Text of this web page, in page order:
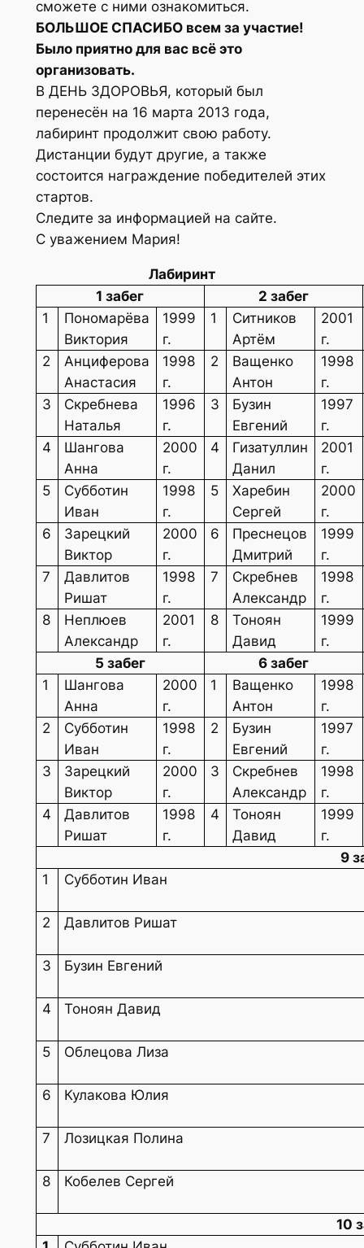
сможете с ними ознакомиться.
БОЛЬШОЕ СПАСИБО всем за участие!
Было приятно для вас всё это
организовать.
В ДЕНЬ ЗДОРОВЬЯ, который был
перенесён на 16 марта 2013 года,
лабиринт продолжит свою работу.
Дистанции будут другие, а также
состоится награждение победителей этих
стартов.
Следите за информацией на сайте.
С уважением Мария!
Лабиринт
1 забег
2 забег
1
Пономарёва
Виктория
1999
г.
1
Ситников
Артём
2001
г.
2
Анциферова
Анастасия
1998
г.
2
Ващенко
Антон
1998
г.
3
Скребнева
Наталья
1996
г.
3
Бузин
Евгений
1997
г.
4
Шангова
Анна
2000
г.
4
Гизатуллин
Данил
2001
г.
5
Субботин
Иван
1998
г.
5
Харебин
Сергей
2000
г.
6
Зарецкий
Виктор
2000
г.
6
Преснецов
Дмитрий
1999
г.
7
Давлитов
Ришат
1998
г.
7
Скребнев
Александр
1998
г.
8
Неплюев
Александр
2001
г.
8
Тоноян
Давид
1999
г.
5 забег
6 забег
1
Шангова
Анна
2000
г.
1
Ващенко
Антон
1998
г.
2
Субботин
Иван
1998
г.
2
Бузин
Евгений
1997
г.
3
Зарецкий
Виктор
2000
г.
3
Скребнев
Александр
1998
г.
4
Давлитов
Ришат
1998
г.
4
Тоноян
Давид
1999
г.
9
1
Субботин Иван
2 Давлитов Ришат
3 Бузин Евгений
4 Тоноян Давид
5 Облецова Лиза
6 Кулакова Юлия
7 Лозицкая Полина
8 Кобелев Сергей
10